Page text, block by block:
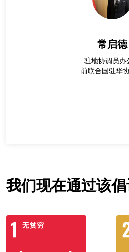
常启德
驻地协调员办
前联合国驻华
我们现在通过该